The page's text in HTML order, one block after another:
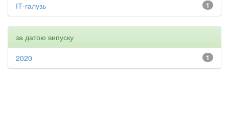
1
ІТ-галузь
за датою випуску
1
2020